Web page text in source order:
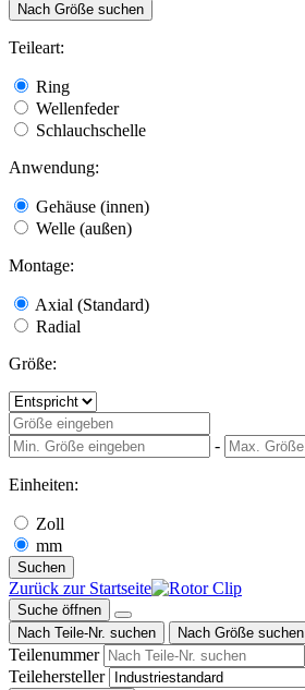
Nach Größe suchen
Teileart:
Ring
Wellenfeder
Schlauchschelle
Anwendung:
Gehäuse (innen)
Welle (außen)
Montage:
Axial (Standard)
Radial
Größe:
-
Einheiten:
Zoll
mm
Suchen
Zurück zur Startseite
Suche öffnen
Nach Teile-Nr. suchen
Nach Größe suchen
Teilenummer
Teilehersteller